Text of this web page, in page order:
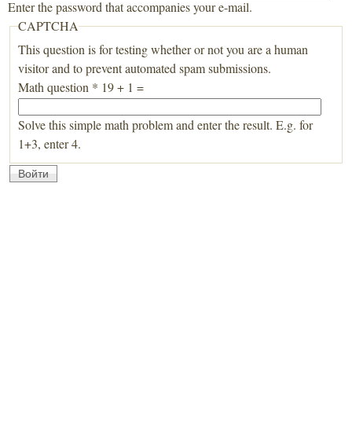
Enter the password that accompanies your e-mail.
CAPTCHA
This question is for testing whether or not you are a human
visitor and to prevent automated spam submissions.
Math question * 19 + 1 =
Solve this simple math problem and enter the result. E.g. for
1+3, enter 4.